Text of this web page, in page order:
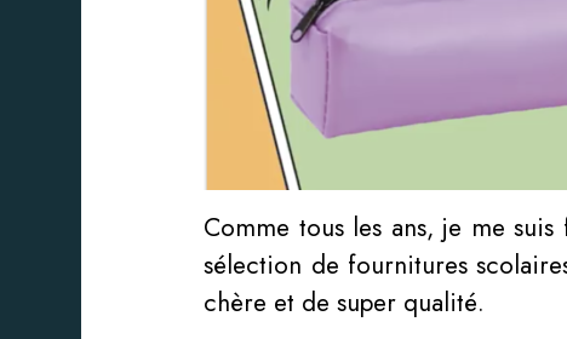
Comme tous les ans, je me
sélection de fournitures
chère et de super qualité.